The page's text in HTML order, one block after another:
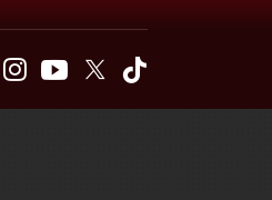
InstagramYoutubeTwitter